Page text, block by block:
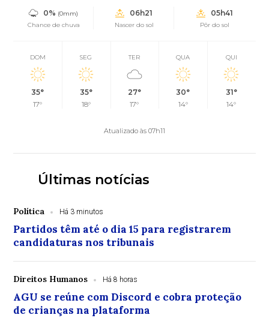
0% (0mm)
Chance de chuva
06h21
Nascer do sol
05h41
Pôr do sol
DOM
35°
17°
SEG
35°
18°
TER
27°
17°
QUA
30°
14°
QUI
31°
14°
Atualizado às 07h11
Últimas notícias
Política Há 3 minutos
Partidos têm até o dia 15 para registrarem
candidaturas nos tribunais
Direitos Humanos Há 8 horas
AGU se reúne com Discord e cobra proteção
de crianças na plataforma